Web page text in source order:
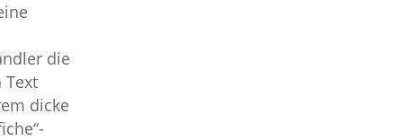
die
Text
dicke